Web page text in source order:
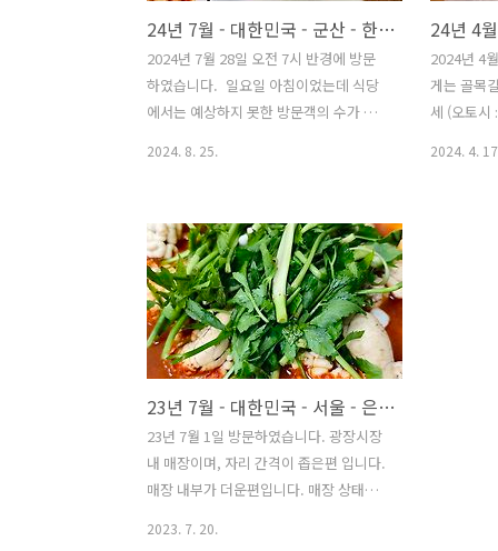
24년 7월 - 대한민국 - 군산 - 한일옥
2024년 7월 28일 오전 7시 반경에 방문
하였습니다. 일요일 아침이었는데 식당
에서는 예상하지 못한 방문객의 수가 많
나, 식으면 맛이 떨어집니다. 그냥 일반
적인 소고기 무우국 입니다. 군산에 방문
하여 줄을 서지 않고 드신다면 괜찮지만,
멀리서 찾아가서 줄을 설만한 맛은 아닙
니다. 주차는 식당 앞쪽에 주차 구역이 있
으나, 만약 자리가 없다면 주변 골목에 노
상 주차를 하셔야 합니다.
2024. 8. 25.
2024년 4
게는 골목
세 (오토시
2024. 4.
23년 7월 - 대한민국 - 서울 - 은성횟집
23년 7월 1일 방문하였습니다. 광장시장
내 매장이며, 자리 간격이 좁은편 입니다.
매장 내부가 더운편입니다. 매장 상태는
2023. 7. 20.